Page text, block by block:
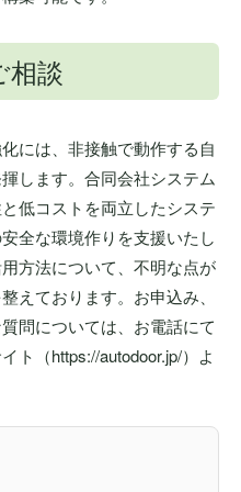
相談
には、非接触で動作する自
します。合同会社システム
低コストを両立したシステ
全な環境作りを支援いたし
方法について、不明な点が
えております。お申込み、
問については、お電話にて
ト（https://autodoor.jp/）よ